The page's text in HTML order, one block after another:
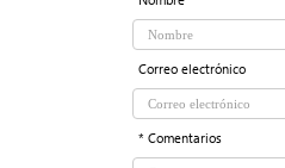
Correo electrónico
* Comentarios